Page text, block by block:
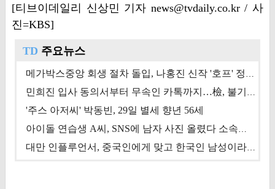
[티브이데일리 신상민 기자 news@tvdaily.co.kr / 사
진=KBS]
TD 주요뉴스
메가박스중앙 회생 절차 돌입, 나홍진 신작 '호프' 정상 개봉에 쏠린 시선 [상반기 결산 기획]
민희진 입사 동의서부터 무속인 카톡까지…檢, 불기소 처분 근거들 [이슈&톡]
'주스 아저씨' 박동빈, 29일 별세 향년 56세
아이돌 연습생 A씨, SNS에 남자 사진 올렸다 소속사 퇴출
대만 인플루언서, 중국인에게 맞고 한국인 남성이라 진술 '후폭풍'